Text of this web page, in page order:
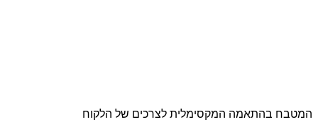
המטבח בהתאמה המקסימלית לצרכים של הלקוח